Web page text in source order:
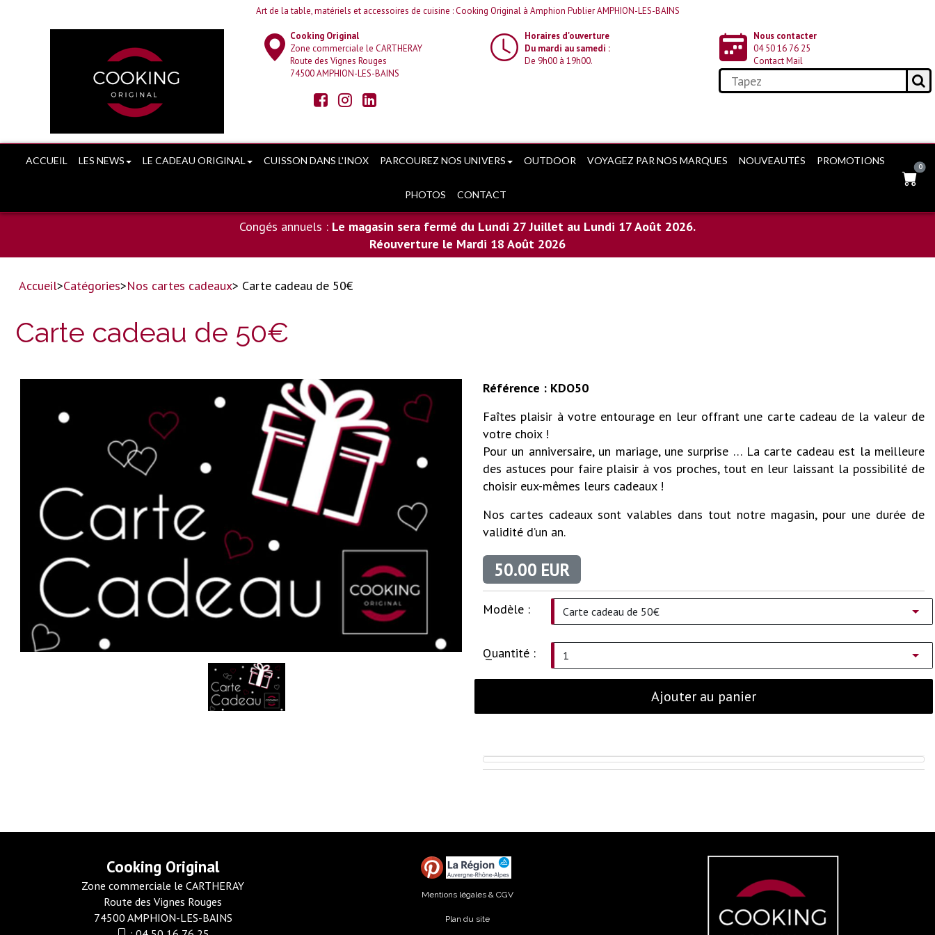
Art de la table, matériels et accessoires de cuisine : Cooking Original à Amphion Publier AMPHION-LES-BAINS
Cooking Original
Zone commerciale le CARTHERAY
Route des Vignes Rouges
74500 AMPHION-LES-BAINS
Horaires d'ouverture
Du mardi au samedi :
De 9h00 à 19h00.
Nous contacter
04 50 16 76 25
Contact Mail
ACCUEIL LES NEWS LE CADEAU ORIGINAL CUISSON DANS L'INOX PARCOUREZ NOS UNIVERS OUTDOOR VOYAGEZ PAR NOS MARQUES NOUVEAUTÉS PROMOTIONS
PHOTOS CONTACT
0
Congés annuels : Le magasin sera fermé du Lundi 27 Juillet au Lundi 17 Août 2026.
Réouverture le Mardi 18 Août 2026
Accueil>Catégories>Nos cartes cadeaux> Carte cadeau de 50€
Carte cadeau de 50€
Référence : KDO50
Faîtes plaisir à votre entourage en leur offrant une carte cadeau de la valeur de
votre choix !
Pour un anniversaire, un mariage, une surprise … La carte cadeau est la meilleure
des astuces pour faire plaisir à vos proches, tout en leur laissant la possibilité de
choisir eux-mêmes leurs cadeaux !
Nos cartes cadeaux sont valables dans tout notre magasin, pour une durée de
validité d’un an.
50.00 EUR
Modèle :
Quantité :
Ajouter au panier
Cooking Original
Zone commerciale le CARTHERAY
Route des Vignes Rouges
74500 AMPHION-LES-BAINS
Mentions légales & CGV
Plan du site